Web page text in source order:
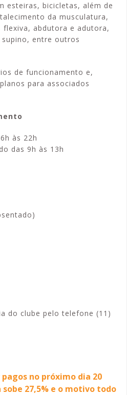
esteiras, bicicletas, além de
da musculatura,
flexiva, abdutora e adutora,
entre outros
de funcionamento e,
para associados
às 22h
das 9h às 13h
do clube pelo telefone (11)
pagos no próximo dia 20
27,5% e o motivo todo